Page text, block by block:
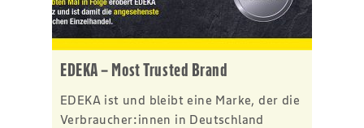
EDEKA – Most Trusted Brand
EDEKA ist und bleibt eine Marke, der die
Verbraucher:innen in Deutschland